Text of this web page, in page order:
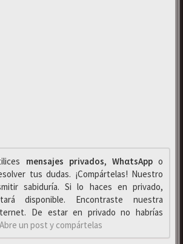
mensajes privados, WhαtsAppo
tus dudas. ¡Compártelas! Nuestro
sabiduría. Si lo haces en privado,
disponible. Encontraste nuestra
De estar en privado no habrías
Abre un post y compártelas